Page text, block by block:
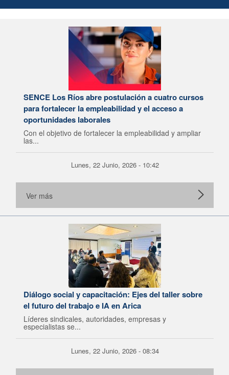
SENCE Los Ríos abre postulación a cuatro cursos
para fortalecer la empleabilidad y el acceso a
oportunidades laborales
Con el objetivo de fortalecer la empleabilidad y ampliar
las...
Lunes, 22 Junio, 2026 - 10:42
Ver más
Diálogo social y capacitación: Ejes del taller sobre
el futuro del trabajo e IA en Arica
Líderes sindicales, autoridades, empresas y
especialistas se...
Lunes, 22 Junio, 2026 - 08:34